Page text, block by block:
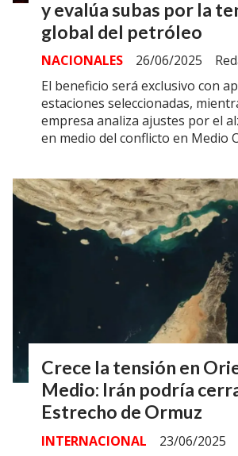
y evalúa subas por la
global del petróleo
NACIONALES
26/06/2025
El beneficio será exclusivo con
estaciones seleccionadas,
empresa analiza ajustes por el
en medio del conflicto en Medio
Crece la tensión en
Medio: Irán podría
Estrecho de Ormuz
INTERNACIONAL
23/06/2025